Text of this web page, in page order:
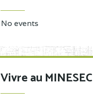
No events
Vivre au MINESEC